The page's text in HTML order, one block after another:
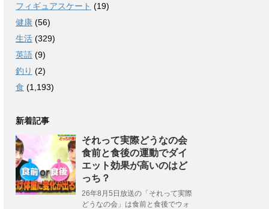
フィギュアスケート (19)
健康 (56)
生活 (329)
英語 (9)
釣り (2)
食 (1,193)
新着記事
それって実際どうなの会
食前と食後の運動でダイ
エット効果が高いのはど
っち？
26年8月5日放送の「それって実際
どうなの会」は食前と食後でウォ